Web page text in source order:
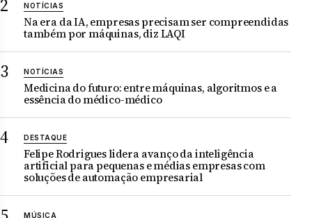
NOTÍCIAS
Na era da IA, empresas precisam ser compreendidas
também por máquinas, diz LAQI
NOTÍCIAS
Medicina do futuro: entre máquinas, algoritmos e a
essência do médico-médico
DESTAQUE
Felipe Rodrigues lidera avanço da inteligência
artificial para pequenas e médias empresas com
soluções de automação empresarial
MÚSICA